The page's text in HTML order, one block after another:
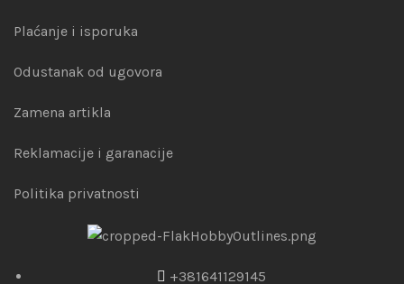
Plaćanje i isporuka
Odustanak od ugovora
Zamena artikla
Reklamacije i garanacije
Politika privatnosti
+381641129145